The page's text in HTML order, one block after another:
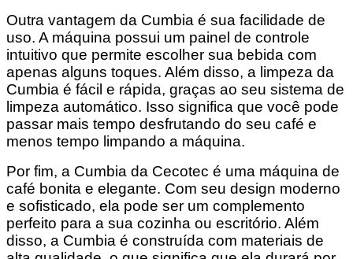
Outra vantagem da Cumbia é sua facilidade de
uso. A máquina possui um painel de controle
intuitivo que permite escolher sua bebida com
apenas alguns toques. Além disso, a limpeza da
Cumbia é fácil e rápida, graças ao seu sistema de
limpeza automático. Isso significa que você pode
passar mais tempo desfrutando do seu café e
menos tempo limpando a máquina.
Por fim, a Cumbia da Cecotec é uma máquina de
café bonita e elegante. Com seu design moderno
e sofisticado, ela pode ser um complemento
perfeito para a sua cozinha ou escritório. Além
disso, a Cumbia é construída com materiais de